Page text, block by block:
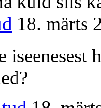
18. märts